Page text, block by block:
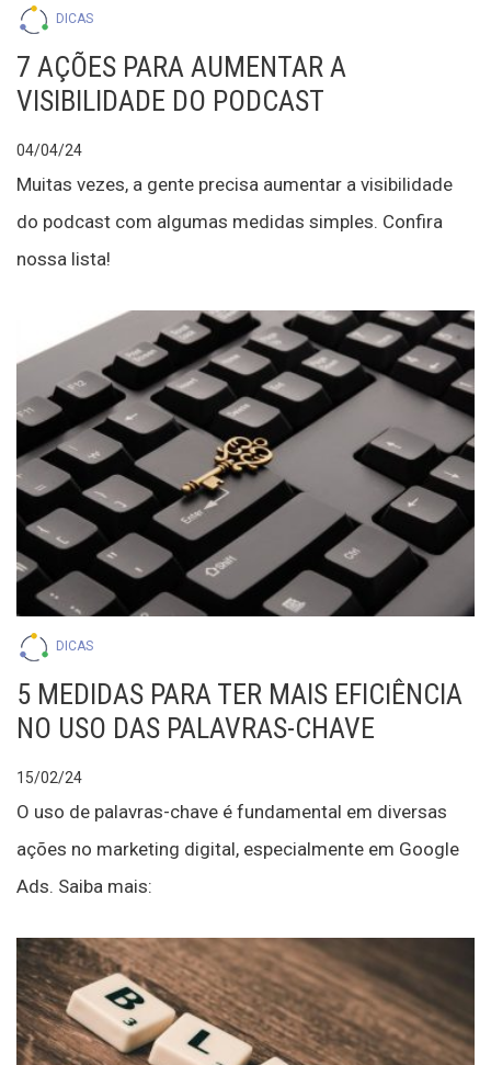
DICAS
7 AÇÕES PARA AUMENTAR A
VISIBILIDADE DO PODCAST
04/04/24
Muitas vezes, a gente precisa aumentar a visibilidade
do podcast com algumas medidas simples. Confira
nossa lista!
DICAS
5 MEDIDAS PARA TER MAIS EFICIÊNCIA
NO USO DAS PALAVRAS-CHAVE
15/02/24
O uso de palavras-chave é fundamental em diversas
ações no marketing digital, especialmente em Google
Ads. Saiba mais: